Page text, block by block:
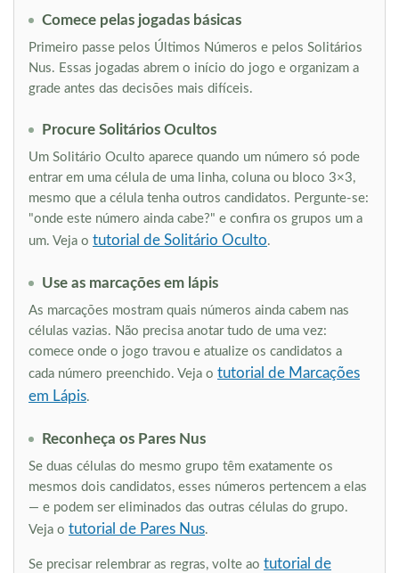
Comece pelas jogadas básicas
Primeiro passe pelos Últimos Números e pelos Solitários
Nus. Essas jogadas abrem o início do jogo e organizam a
grade antes das decisões mais difíceis.
Procure Solitários Ocultos
Um Solitário Oculto aparece quando um número só pode
entrar em uma célula de uma linha, coluna ou bloco 3×3,
mesmo que a célula tenha outros candidatos. Pergunte-se:
"onde este número ainda cabe?" e confira os grupos um a
um. Veja o tutorial de Solitário Oculto.
Use as marcações em lápis
As marcações mostram quais números ainda cabem nas
células vazias. Não precisa anotar tudo de uma vez:
comece onde o jogo travou e atualize os candidatos a
cada número preenchido. Veja o tutorial de Marcações
em Lápis.
Reconheça os Pares Nus
Se duas células do mesmo grupo têm exatamente os
mesmos dois candidatos, esses números pertencem a elas
— e podem ser eliminados das outras células do grupo.
Veja o tutorial de Pares Nus.
Se precisar relembrar as regras, volte ao tutorial de